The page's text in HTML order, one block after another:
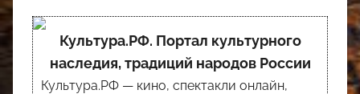
Культура.РФ. Портал культурного
наследия, традиций народов России
Культура.РФ — кино, спектакли онлайн,